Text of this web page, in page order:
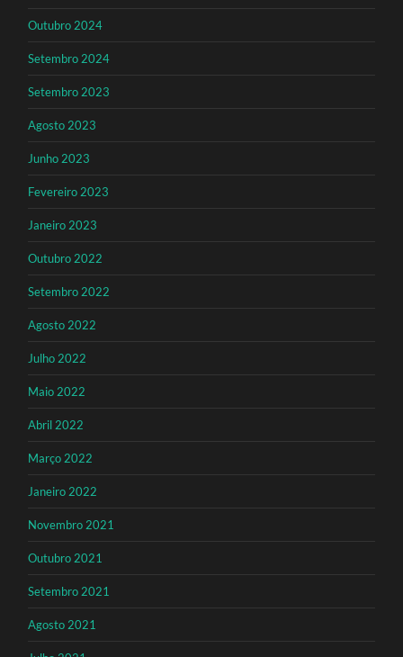
Outubro 2024
Setembro 2024
Setembro 2023
Agosto 2023
Junho 2023
Fevereiro 2023
Janeiro 2023
Outubro 2022
Setembro 2022
Agosto 2022
Julho 2022
Maio 2022
Abril 2022
Março 2022
Janeiro 2022
Novembro 2021
Outubro 2021
Setembro 2021
Agosto 2021